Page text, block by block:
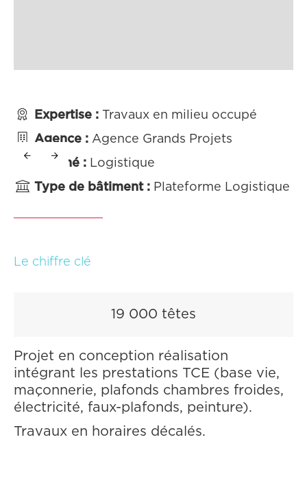
 Expertise : Travaux en milieu occupé

Agence : Agence Grands Projets

Marché : Logistique
 Type de bâtiment : Plateforme Logistique
Le chiffre clé
19 000 têtes
Projet en conception réalisation
intégrant les prestations TCE (base vie,
maçonnerie, plafonds chambres froides,
électricité, faux-plafonds, peinture).
Travaux en horaires décalés.